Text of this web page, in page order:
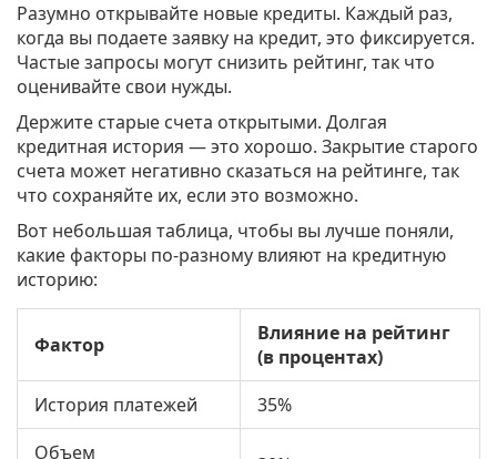
Разумно открывайте новые кредиты. Каждый раз,
когда вы подаете заявку на кредит, это фиксируется.
Частые запросы могут снизить рейтинг, так что
оценивайте свои нужды.
Держите старые счета открытыми. Долгая
кредитная история — это хорошо. Закрытие старого
счета может негативно сказаться на рейтинге, так
что сохраняйте их, если это возможно.
Вот небольшая таблица, чтобы вы лучше поняли,
какие факторы по-разному влияют на кредитную
историю:
Фактор
Влияние на рейтинг
(в процентах)
История платежей
35%
Объем